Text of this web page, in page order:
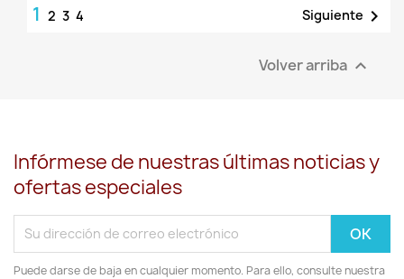
1 2 3 4 Siguiente 
Volver arriba 
Infórmese de nuestras últimas noticias y
ofertas especiales
Puede darse de baja en cualquier momento. Para ello, consulte nuestra